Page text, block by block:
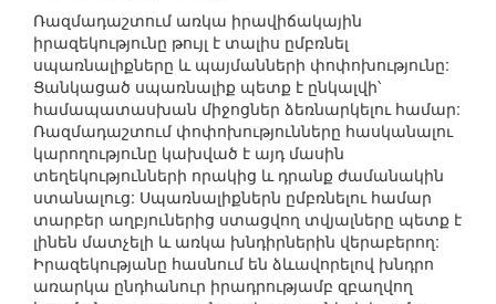
Ռազմադաշտում առկա իրավիճակային
իրազեկությունը թույլ է տալիս ըմբռնել
սպառնալիքները և պայմանների փոփոխությունը:
Ցանկացած սպառնալիք պետք է ընկալվի՝
համապատասխան միջոցներ ձեռնարկելու համար:
Ռազմադաշտում փոփոխությունները հասկանալու
կարողությունը կախված է այդ մասին
տեղեկությունների որակից և դրանք ժամանակին
ստանալուց: Սպառնալիքներն ըմբռնելու համար
տարբեր աղբյուներից ստացվող տվյալները պետք է
լինեն մատչելի և առկա խնդիրներին վերաբերող:
Իրազեկությանը հասնում են ձևավորելով խնդրո
առարկա ընդհանուր իրադրությամբ զբաղվող